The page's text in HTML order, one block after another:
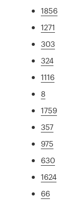
1856
1271
303
324
1116
8
1759
357
975
630
1624
66